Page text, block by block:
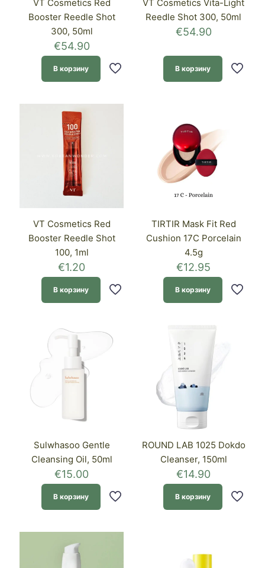
VT Cosmetics Red
Booster Reedle Shot
300, 50ml
€54.90
В корзину
VT Cosmetics Vita-Light
Reedle Shot 300, 50ml
€54.90
В корзину
VT Cosmetics Red
Booster Reedle Shot
100, 1ml
€1.20
В корзину
TIRTIR Mask Fit Red
Cushion 17C Porcelain
4.5g
€12.95
В корзину
Sulwhasoo Gentle
Cleansing Oil, 50ml
€15.00
В корзину
ROUND LAB 1025 Dokdo
Cleanser, 150ml
€14.90
В корзину